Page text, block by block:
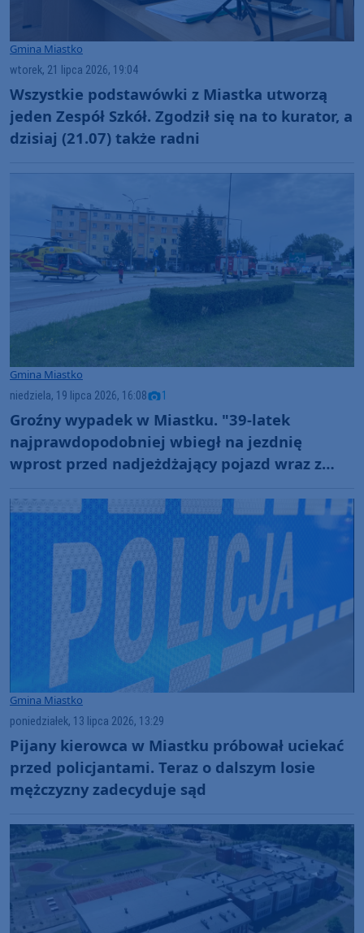
Gmina Miastko
wtorek, 21 lipca 2026, 19:04
Wszystkie podstawówki z Miastka utworzą
jeden Zespół Szkół. Zgodził się na to kurator, a
dzisiaj (21.07) także radni
Gmina Miastko
niedziela, 19 lipca 2026, 16:08 1
Groźny wypadek w Miastku. "39-latek
najprawdopodobniej wbiegł na jezdnię
wprost przed nadjeżdżający pojazd wraz z
Gmina Miastko
poniedziałek, 13 lipca 2026, 13:29
Pijany kierowca w Miastku próbował uciekać
przed policjantami. Teraz o dalszym losie
mężczyzny zadecyduje sąd